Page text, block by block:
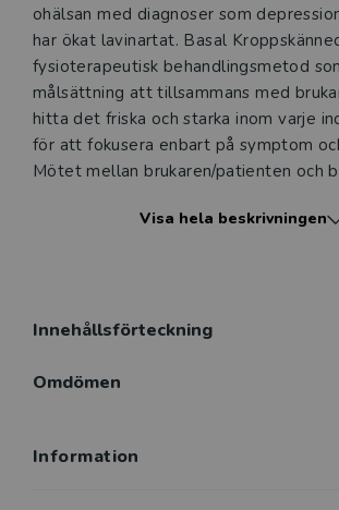
ohälsan med diagnoser som
har ökat lavinartat. Basal
fysioterapeutisk behandlingsmetod
målsättning att tillsammans med
hitta det friska och starka inom varje
för att fokusera enbart på symptom
Mötet mellan brukaren/patienten och
motivationen och medverka till en
viktiga faktorer som påverkas negativt
själv och kroppen. BK-metoden
i vardagen och stärka de egna
Visa hela beskrivningen
Innehållsförteckning
Omdömen
Information